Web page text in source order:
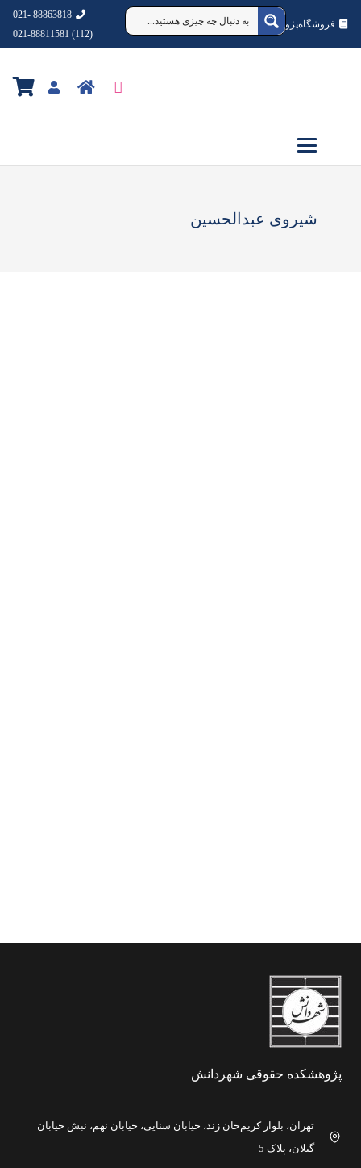
فروشگاه‌پژوهشکده‌شهردانش
88863818 -021
(112) 021-88811581
شیروی عبدالحسین
پژوهشکده حقوقی شهردانش
تهران، بلوار کریم‌خان زند، خیابان سنایی، خیابان نهم، نبش خیابان
گیلان، پلاک 5